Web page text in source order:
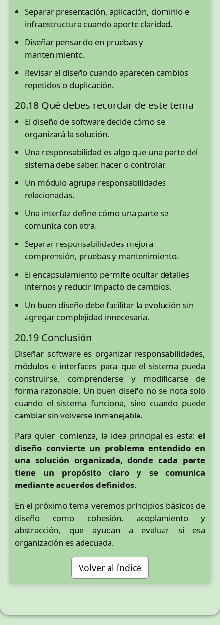
Separar presentación, aplicación, dominio e
infraestructura cuando aporte claridad.
Diseñar pensando en pruebas y
mantenimiento.
Revisar el diseño cuando aparecen cambios
repetidos o duplicación.
20.18 Qué debes recordar de este tema
El diseño de software decide cómo se
organizará la solución.
Una responsabilidad es algo que una parte del
sistema debe saber, hacer o controlar.
Un módulo agrupa responsabilidades
relacionadas.
Una interfaz define cómo una parte se
comunica con otra.
Separar responsabilidades mejora
comprensión, pruebas y mantenimiento.
El encapsulamiento permite ocultar detalles
internos y reducir impacto de cambios.
Un buen diseño debe facilitar la evolución sin
agregar complejidad innecesaria.
20.19 Conclusión
Diseñar software es organizar responsabilidades,
módulos e interfaces para que el sistema pueda
construirse, comprenderse y modificarse de
forma razonable. Un buen diseño no se nota solo
cuando el sistema funciona, sino cuando puede
cambiar sin volverse inmanejable.
Para quien comienza, la idea principal es esta: el
diseño convierte un problema entendido en
una solución organizada, donde cada parte
tiene un propósito claro y se comunica
mediante acuerdos definidos.
En el próximo tema veremos principios básicos de
diseño como cohesión, acoplamiento y
abstracción, que ayudan a evaluar si esa
organización es adecuada.
Volver al índice